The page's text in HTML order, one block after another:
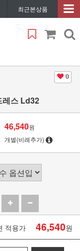
최근본상품
0
레스 Ld32
46,540원
개별(비례추가)
적용가 46,540원